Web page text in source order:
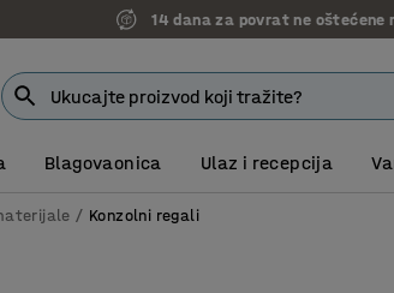
14 dana za povrat ne oštećene
Blagovaonica Ulaz i recepcija
Konzolni regali